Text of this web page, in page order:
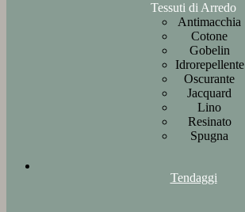
Tessuti di Arredo
Antimacchia
Cotone
Gobelin
Idrorepellente
Oscurante
Jacquard
Lino
Resinato
Spugna
Tendaggi